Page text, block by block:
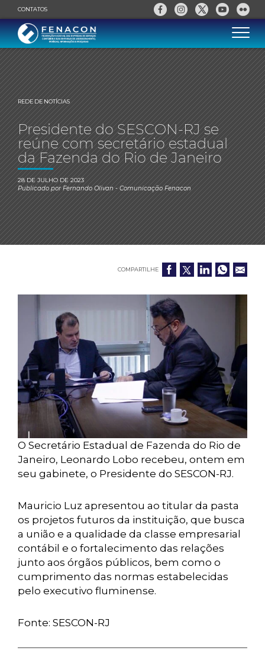
CONTATOS
REDE DE NOTÍCIAS
Presidente do SESCON-RJ se
reúne com secretário estadual
da Fazenda do Rio de Janeiro
28 DE JULHO DE 2023
Publicado porFernando Olivan- Comunicação Fenacon
COMPARTILHE
O Secretário Estadual de Fazenda do Rio de
Janeiro, Leonardo Lobo recebeu, ontem em
seu gabinete, o Presidente do SESCON-RJ.
Mauricio Luz apresentou ao titular da pasta
os projetos futuros da instituição, que busca
a união e a qualidade da classe empresarial
contábil e o fortalecimento das relações
junto aos órgãos públicos, bem como o
cumprimento das normas estabelecidas
pelo executivo fluminense.
Fonte: SESCON-RJ